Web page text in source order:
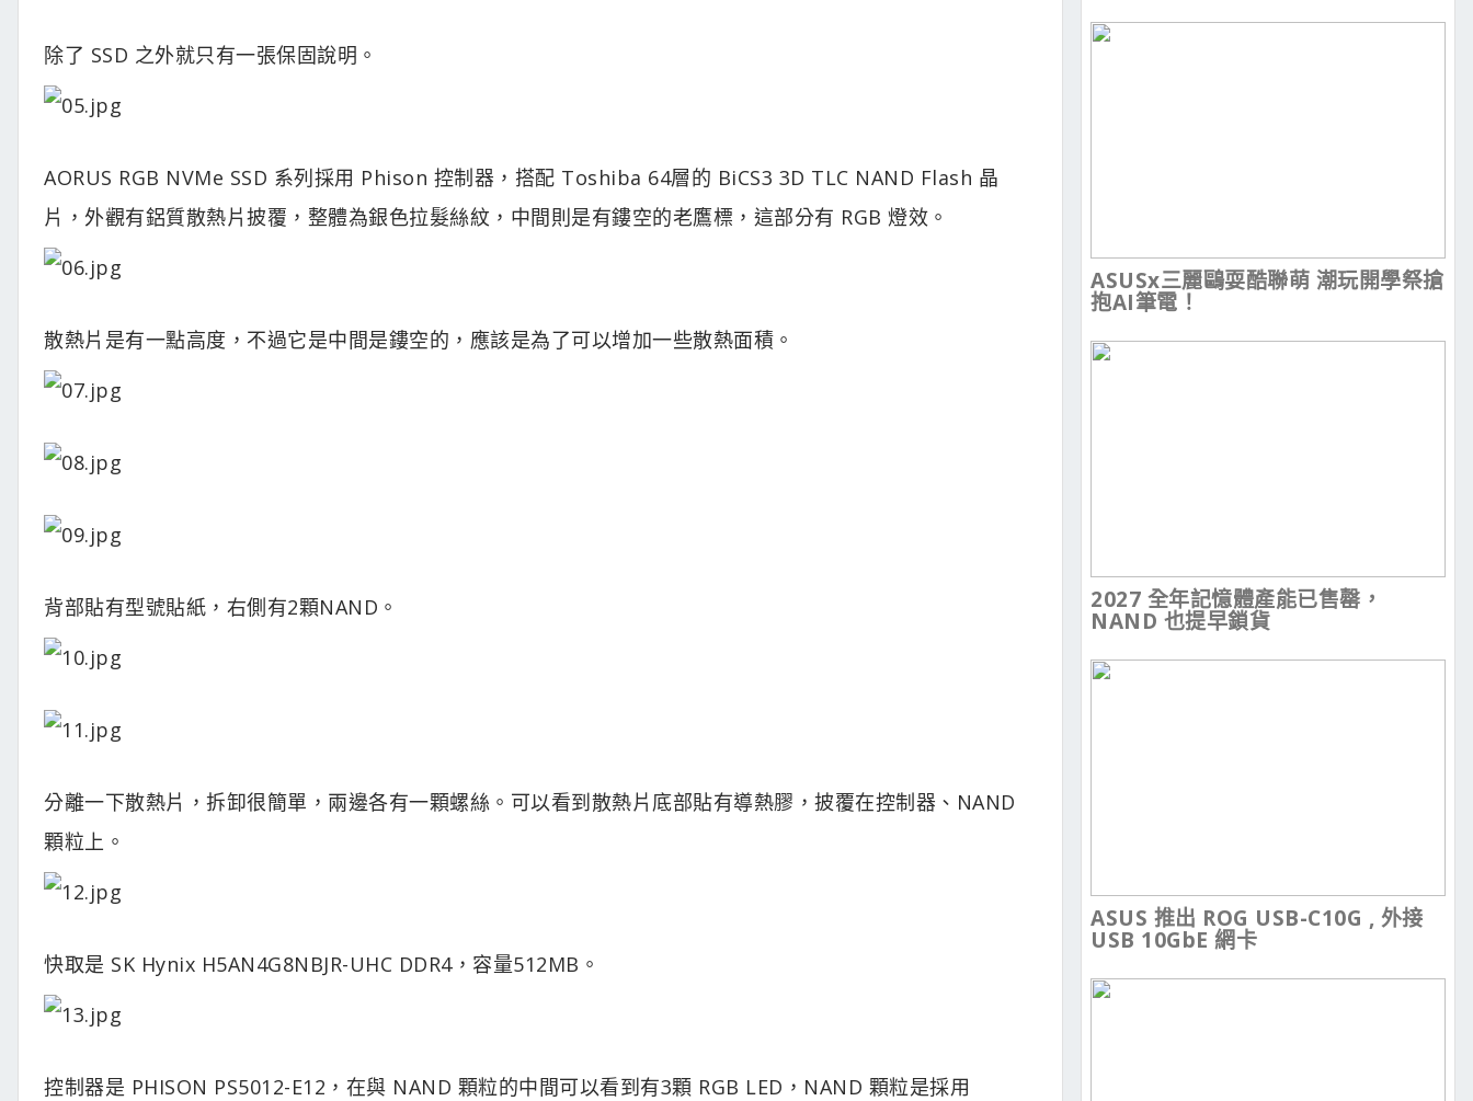
除了 SSD 之外就只有一張保固說明。
AORUS RGB NVMe SSD 系列採用 Phison 控制器，搭配 Toshiba 64層的 BiCS3 3D TLC NAND Flash 晶
片，外觀有鋁質散熱片披覆，整體為銀色拉髮絲紋，中間則是有鏤空的老鷹標，這部分有 RGB 燈效。
散熱片是有一點高度，不過它是中間是鏤空的，應該是為了可以增加一些散熱面積。
背部貼有型號貼紙，右側有2顆NAND。
分離一下散熱片，拆卸很簡單，兩邊各有一顆螺絲。可以看到散熱片底部貼有導熱膠，披覆在控制器、NAND
顆粒上。
快取是 SK Hynix H5AN4G8NBJR-UHC DDR4，容量512MB。
控制器是 PHISON PS5012-E12，在與 NAND 顆粒的中間可以看到有3顆 RGB LED，NAND 顆粒是採用
ASUSx三麗鷗耍酷聯萌 潮玩開學祭搶
抱AI筆電！
2027 全年記憶體產能已售罄，
NAND 也提早鎖貨
ASUS 推出 ROG USB-C10G , 外接
USB 10GbE 網卡